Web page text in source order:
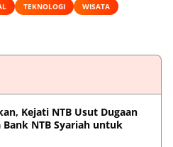
TEKNOLOGI
WISATA
Kejati NTB Usut Dugaan
Bank NTB Syariah untuk